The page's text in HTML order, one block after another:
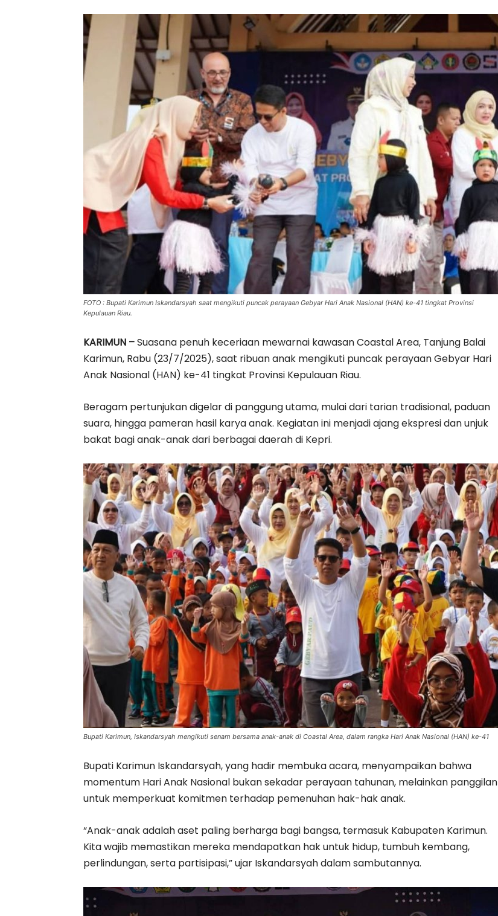
FOTO : Bupati Karimun Iskandarsyah saat mengikuti puncak perayaan Gebyar Hari Anak Nasional (HAN) ke-41 tingkat Provinsi
Kepulauan Riau.
KARIMUN –Suasana penuh keceriaan mewarnai kawasan Coastal Area, Tanjung Balai
Karimun, Rabu (23/7/2025), saat ribuan anak mengikuti puncak perayaan Gebyar Hari
Anak Nasional (HAN) ke-41 tingkat Provinsi Kepulauan Riau.
Beragam pertunjukan digelar di panggung utama, mulai dari tarian tradisional, paduan
suara, hingga pameran hasil karya anak. Kegiatan ini menjadi ajang ekspresi dan unjuk
bakat bagi anak-anak dari berbagai daerah di Kepri.
Bupati Karimun, Iskandarsyah mengikuti senam bersama anak-anak di Coastal Area, dalam rangka Hari Anak Nasional (HAN) ke-41
Bupati Karimun Iskandarsyah, yang hadir membuka acara, menyampaikan bahwa
momentum Hari Anak Nasional bukan sekadar perayaan tahunan, melainkan panggilan
untuk memperkuat komitmen terhadap pemenuhan hak-hak anak.
“Anak-anak adalah aset paling berharga bagi bangsa, termasuk Kabupaten Karimun.
Kita wajib memastikan mereka mendapatkan hak untuk hidup, tumbuh kembang,
perlindungan, serta partisipasi,” ujar Iskandarsyah dalam sambutannya.